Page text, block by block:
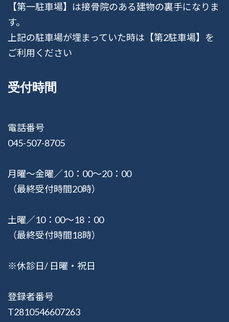
【第一駐車場】は接骨院のある建物の裏手になりま
す。
上記の駐車場が埋まっていた時は【第2駐車場】を
ご利用ください
受付時間
電話番号
045-507-8705
月曜〜金曜／10：00〜20：00
（最終受付時間20時）
土曜／10：00〜18：00
（最終受付時間18時）
※休診日/ 日曜・祝日
登録者番号
T2810546607263